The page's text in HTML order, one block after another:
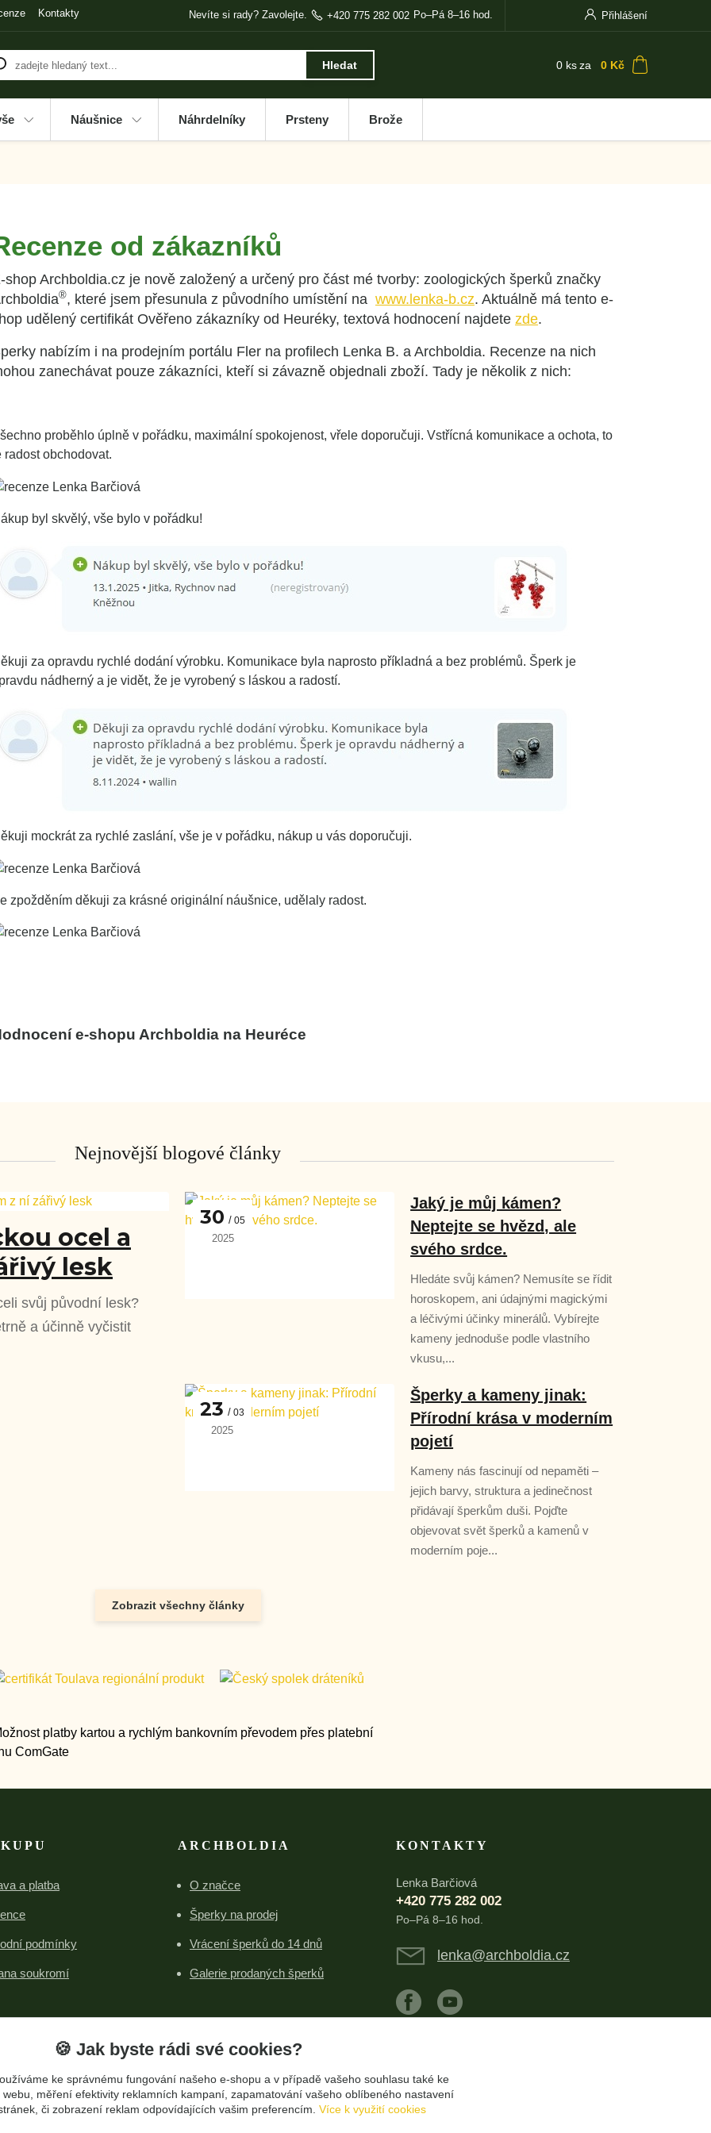
Kontakty Přihlášení
Hledat
Nevíte si rady? Zavolejte. +420 775 282 002 Po–Pá 8–16 hod.
0 ksza 0 Kč
Náušnice Náhrdelníky Prsteny Brože
od zákazníků
shop Archboldia.cz je nově založený a určený pro část mé tvorby: zoologických šperků značky
®, které jsem přesunula z původního umístění na www.lenka-b.cz. Aktuálně má tento e-
udělený certifikát Ověřeno zákazníky od Heuréky, textová hodnocení najdete zde.
nabízím i na prodejním portálu Fler na profilech Lenka B. a Archboldia. Recenze na nich
zanechávat pouze zákazníci, kteří si závazně objednali zboží. Tady je několik z nich:
proběhlo úplně v pořádku, maximální spokojenost, vřele doporučuji. Vstřícná komunikace a ochota, to
radost obchodovat.
byl skvělý, vše bylo v pořádku!
za opravdu rychlé dodání výrobku. Komunikace byla naprosto příkladná a bez problémů. Šperk je
nádherný a je vidět, že je vyrobený s láskou a radostí.
mockrát za rychlé zaslání, vše je v pořádku, nákup u vás doporučuji.
zpožděním děkuji za krásné originální náušnice, udělaly radost.
e-shopu Archboldia na Heuréce
Nejnovější blogové články
ocel a
lesk
svůj původní lesk?
a účinně vyčistit
30 05
2025
Jaký je můj kámen?
Neptejte se hvězd, ale
svého srdce.
Hledáte svůj kámen? Nemusíte se řídit
horoskopem, ani údajnými magickými
a léčivými účinky minerálů. Vybírejte
kameny jednoduše podle vlastního
vkusu,...
23 03
2025
Šperky a kameny jinak:
Přírodní krása v moderním
pojetí
Kameny nás fascinují od nepaměti –
jejich barvy, struktura a jedinečnost
přidávají šperkům duši. Pojďte
objevovat svět šperků a kamenů v
moderním poje...
Zobrazit všechny články
a platba
podmínky
soukromí
ARCHBOLDIA
O značce
Šperky na prodej
Vrácení šperků do 14 dnů
Galerie prodaných šperků
KONTAKTY
Lenka Barčiová
+420 775 282 002
Po–Pá 8–16 hod.
lenka@archboldia.cz
Upravit sběr cookies.
🍪 Jak byste rádi své cookies?
ke správnému fungování našeho e-shopu a v případě vašeho souhlasu také ke
měření efektivity reklamních kampaní, zapamatování vašeho oblíbeného nastavení
či zobrazení reklam odpovídajících vašim preferencím. Více k využití cookies